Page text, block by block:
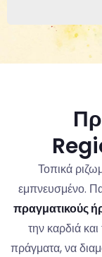
Τοπικά
εμπνευσμένο.
πραγματικούς
την καρδιά
πράγματα, να